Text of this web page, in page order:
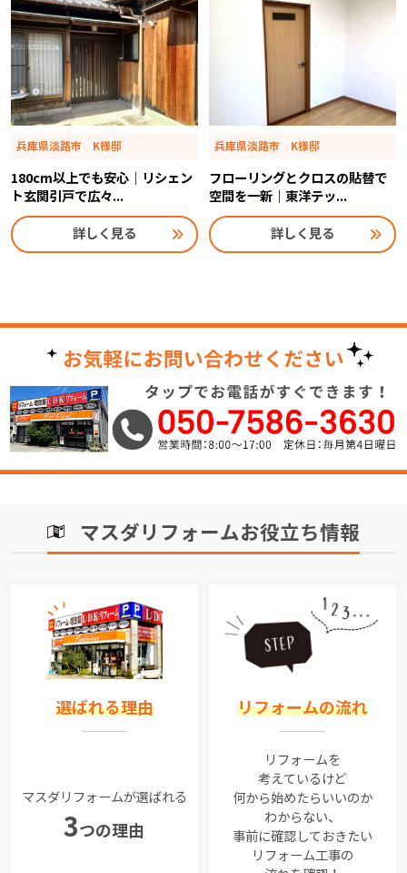
兵庫県淡路市 K様邸
180cm以上でも安心｜リシェン
ト玄関引戸で広々...
詳しく見る
兵庫県淡路市 K様邸
フローリングとクロスの貼替で
空間を一新｜東洋テッ...
詳しく見る
マスダリフォームお役立ち情報
選ばれる理由
マスダリフォームが選ばれる
3つの理由
リフォームの流れ
リフォームを
考えているけど
何から始めたらいいのか
わからない、
事前に確認しておきたい
リフォーム工事の